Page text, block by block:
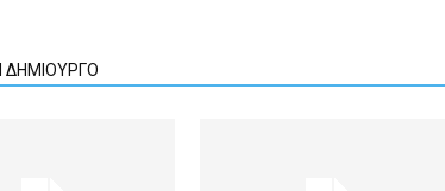
ΔΗΜΙΟΥΡΓΟ